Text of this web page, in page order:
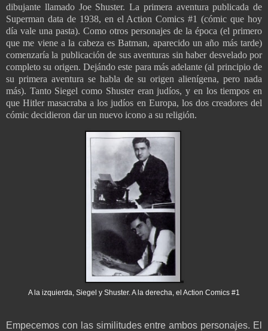
dibujante llamado Joe Shuster. La primera aventura publicada de
Superman data de 1938, en el Action Comics #1 (cómic que hoy
día vale una pasta). Como otros personajes de la época (el primero
que me viene a la cabeza es Batman, aparecido un año más tarde)
comenzaría la publicación de sus aventuras sin haber desvelado por
completo su origen. Dejándo este para más adelante (al principio de
su primera aventura se habla de su origen alienígena, pero nada
más). Tanto Siegel como Shuster eran judíos, y en los tiempos en
que Hitler masacraba a los judíos en Europa, los dos creadores del
cómic decidieron dar un nuevo icono a su religión.
A la izquierda, Siegel y Shuster. A la derecha, el Action Comics #1
Empecemos con las similitudes entre ambos personajes. El